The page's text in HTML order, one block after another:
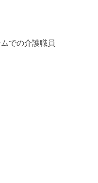
での介護職員